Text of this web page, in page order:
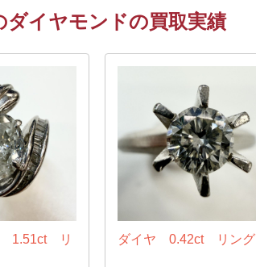
ダイヤモンドの買取実績
1.51ct リ
ダイヤ 0.42ct リング